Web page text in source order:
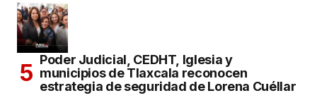
Poder Judicial, CEDHT, Iglesia y
municipios de Tlaxcala reconocen
estrategia de seguridad de Lorena Cuéllar